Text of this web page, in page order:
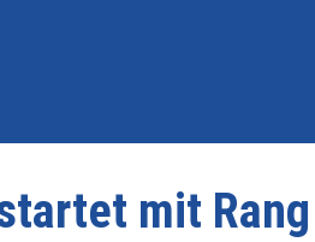
mit